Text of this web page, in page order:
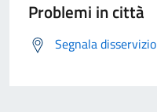
Problemi in città
Segnala disservizio